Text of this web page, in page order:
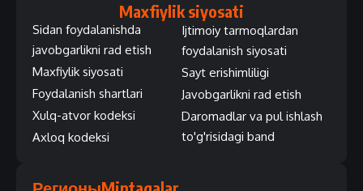
Maxfiylik siyosati
Sidan foydalanishda
javobgarlikni rad etish
Maxfiylik siyosati
Foydalanish shartlari
Xulq-atvor kodeksi
Axloq kodeksi
Ijtimoiy tarmoqlardan
foydalanish siyosati
Sayt erishimliligi
Javobgarlikni rad etish
Daromadlar va pul ishlash
to'g'risidagi band